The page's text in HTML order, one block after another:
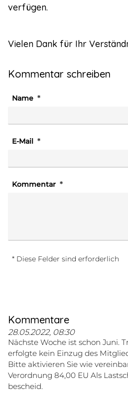
verfügen.
Vielen Dank für Ihr
Kommentar schreiben
Name
E-Mail
Kommentar
* Diese Felder sind erforderlich
Kommentare
28.05.2022, 08:30
Nächste Woche ist schon Juni.
erfolgte kein Einzug des
Bitte aktivieren Sie wie
Verordnung 84,00 EU Als
bescheid.